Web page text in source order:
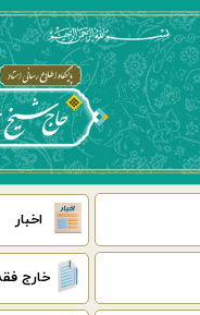
اخبار
خارج